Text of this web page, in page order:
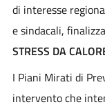
di interesse
e sindacali,
STRESS DA
I Piani Mirati di
intervento che